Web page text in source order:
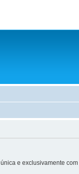
única e exclusivamente